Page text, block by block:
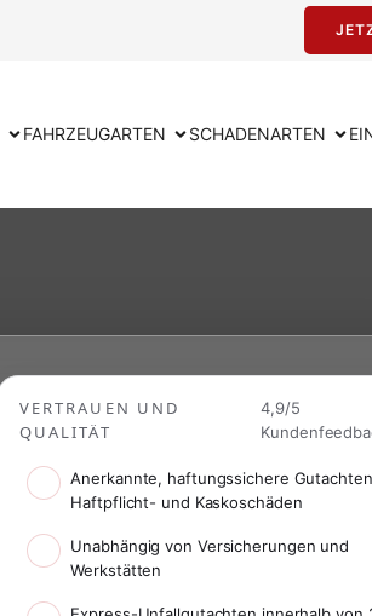
FAHRZEUGARTEN SCHADENARTEN
VERTRAUEN UND
QUALITÄT
4,9/5
Anerkannte, haftungssichere
Haftpflicht- und Kaskoschäden
Unabhängig von Versicherungen und
Werkstätten